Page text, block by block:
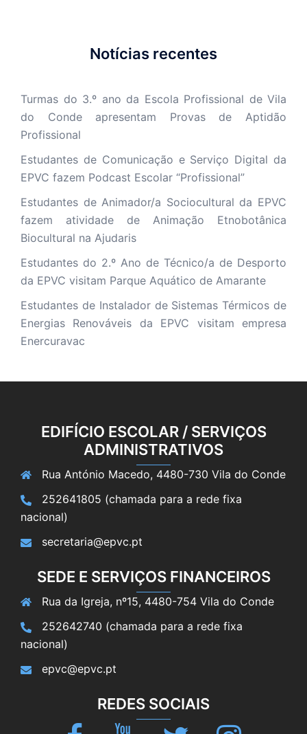
Notícias recentes
Turmas do 3.º ano da Escola Profissional de Vila
do Conde apresentam Provas de Aptidão
Profissional
Estudantes de Comunicação e Serviço Digital da
EPVC fazem Podcast Escolar “Profissional”
Estudantes de Animador/a Sociocultural da EPVC
fazem atividade de Animação Etnobotânica
Biocultural na Ajudaris
Estudantes do 2.º Ano de Técnico/a de Desporto
da EPVC visitam Parque Aquático de Amarante
Estudantes de Instalador de Sistemas Térmicos de
Energias Renováveis da EPVC visitam empresa
Enercuravac
EDIFÍCIO ESCOLAR / SERVIÇOS
ADMINISTRATIVOS
Rua António Macedo, 4480-730 Vila do Conde
252641805 (chamada para a rede fixa
nacional)
secretaria@epvc.pt
SEDE E SERVIÇOS FINANCEIROS
Rua da Igreja, nº15, 4480-754 Vila do Conde
252642740 (chamada para a rede fixa
nacional)
epvc@epvc.pt
REDES SOCIAIS
Facebook Youtube Twitter Instagram